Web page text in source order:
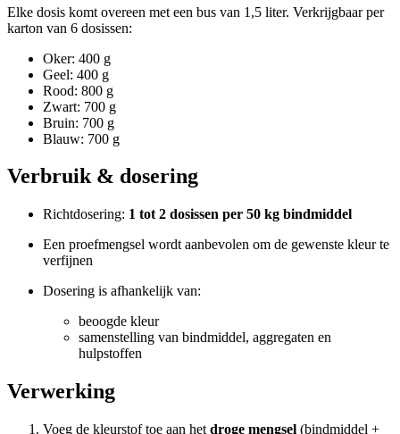
Elke dosis komt overeen met een bus van 1,5 liter. Verkrijgbaar per
karton van 6 dosissen:
Oker: 400 g
Geel: 400 g
Rood: 800 g
Zwart: 700 g
Bruin: 700 g
Blauw: 700 g
Verbruik & dosering
Richtdosering: 1 tot 2 dosissen per 50 kg bindmiddel
Een proefmengsel wordt aanbevolen om de gewenste kleur te
verfijnen
Dosering is afhankelijk van:
beoogde kleur
samenstelling van bindmiddel, aggregaten en
hulpstoffen
Verwerking
Voeg de kleurstof toe aan het droge mengsel (bindmiddel +